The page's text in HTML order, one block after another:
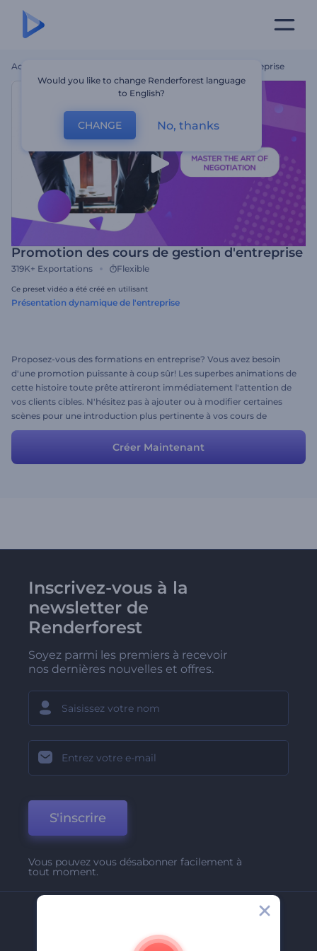
Accueil Promotion Des Cours De Gestion D'entreprise
Promotion des cours de gestion d'entreprise
319K+ Exportations Flexible
Ce preset vidéo a été créé en utilisant
Présentation dynamique de l'entreprise
Proposez-vous des formations en entreprise? Vous avez besoin
d'une promotion puissante à coup sûr! Les superbes animations de
cette histoire toute prête attireront immédiatement l'attention de
vos clients cibles. N'hésitez pas à ajouter ou à modifier certaines
scènes pour une introduction plus pertinente à vos cours de
formation en entreprise. Essayez-le maintenant!
Créer Maintenant
Inscrivez-vous à la
newsletter de
Renderforest
Soyez parmi les premiers à recevoir
nos dernières nouvelles et offres.
S'inscrire
Vous pouvez vous désabonner facilement à
tout moment.
A Propos De Nous
Would you like to change Renderforest language
to English?
CHANGE No, thanks